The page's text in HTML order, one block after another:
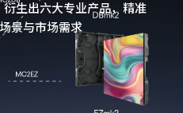
生出六大专业产品，精准
景与市场需求